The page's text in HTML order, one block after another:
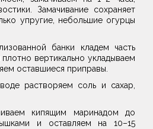
Замачивание сохраняет
упругие, небольшие огурцы
банки кладем часть
вертикально укладываем
оставшиеся приправы.
растворяем соль и сахар,
кипящим маринадом до
и оставляем на 10–15